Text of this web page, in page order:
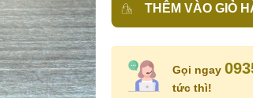
THÊM VÀO GIỎ
Gọi ngay
tức thì!